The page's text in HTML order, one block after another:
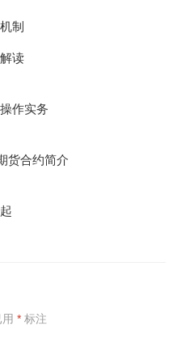
制
读
作实务
货合约简介
*标注